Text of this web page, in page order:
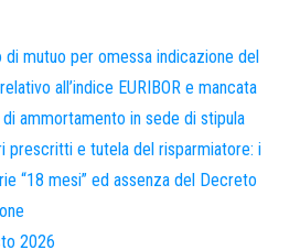
mutuo per omessa indicazione del
all’indice EURIBOR e mancata
ammortamento in sede di stipula
prescritti e tutela del risparmiatore: i
“18 mesi” ed assenza del Decreto
2026